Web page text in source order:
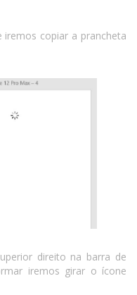
copiar a prancheta
direito na barra de
iremos girar o ícone